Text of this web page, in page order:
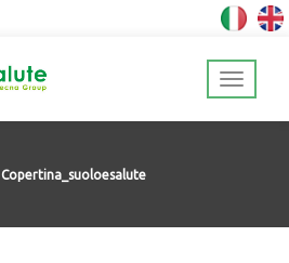
Copertina_suoloesalute